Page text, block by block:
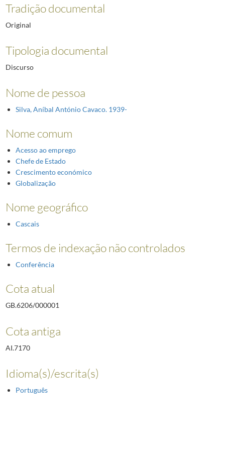
Tradição documental
Original
Tipologia documental
Discurso
Nome de pessoa
Silva, Aníbal António Cavaco. 1939-
Nome comum
Acesso ao emprego
Chefe de Estado
Crescimento económico
Globalização
Nome geográfico
Cascais
Termos de indexação não controlados
Conferência
Cota atual
GB.6206/000001
Cota antiga
AI.7170
Idioma(s)/escrita(s)
Português